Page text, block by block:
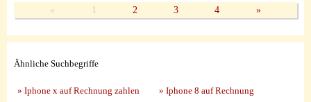
« 1 2 3 4 »
Ähnliche Suchbegriffe
» Iphone x auf Rechnung zahlen
» Iphone 8 auf Rechnung